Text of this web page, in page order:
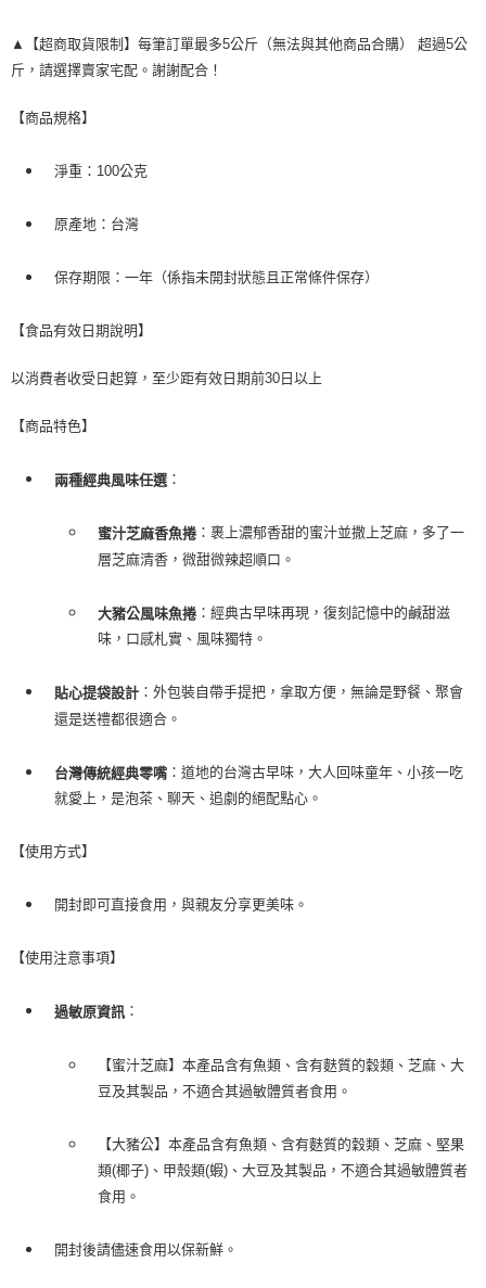
▲【超商取貨限制】每筆訂單最多5公斤（無法與其他商品合購） 超過5公
斤，請選擇賣家宅配。謝謝配合！
【商品規格】
淨重：100公克
原產地：台灣
保存期限：一年（係指未開封狀態且正常條件保存）
【食品有效日期說明】
以消費者收受日起算，至少距有效日期前30日以上
【商品特色】
兩種經典風味任選 ：
蜜汁芝麻香魚捲 ：裹上濃郁香甜的蜜汁並撒上芝麻，多了一
層芝麻清香，微甜微辣超順口。
大豬公風味魚捲 ：經典古早味再現，復刻記憶中的鹹甜滋
味，口感札實、風味獨特。
貼心提袋設計 ：外包裝自帶手提把，拿取方便，無論是野餐、聚會
還是送禮都很適合。
台灣傳統經典零嘴 ：道地的台灣古早味，大人回味童年、小孩一吃
就愛上，是泡茶、聊天、追劇的絕配點心。
【使用方式】
開封即可直接食用，與親友分享更美味。
【使用注意事項】
過敏原資訊 ：
【蜜汁芝麻】本產品含有魚類、含有麩質的穀類、芝麻、大
豆及其製品，不適合其過敏體質者食用。
【大豬公】本產品含有魚類、含有麩質的穀類、芝麻、堅果
類(椰子)、甲殼類(蝦)、大豆及其製品，不適合其過敏體質者
食用。
開封後請儘速食用以保新鮮。